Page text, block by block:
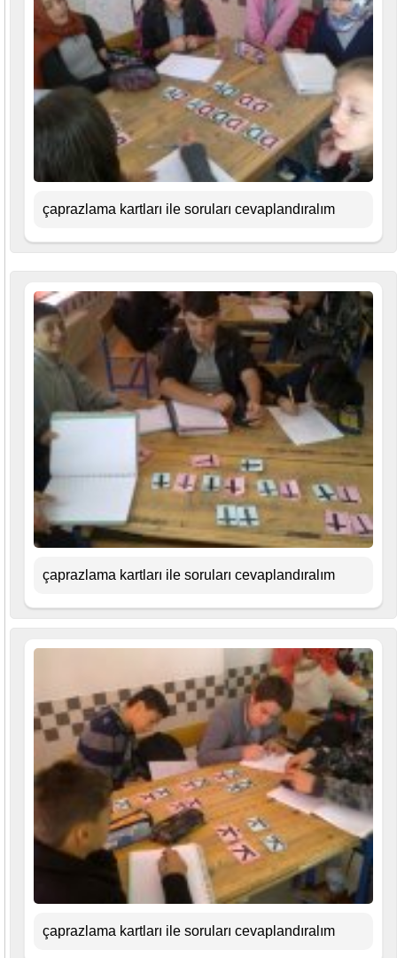
çaprazlama kartları ile soruları cevaplandıralım
çaprazlama kartları ile soruları cevaplandıralım
çaprazlama kartları ile soruları cevaplandıralım